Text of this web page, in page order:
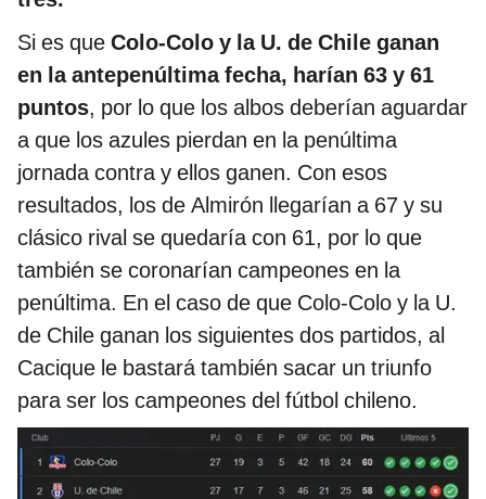
Si es que Colo-Colo y la U. de Chile ganan
en la antepenúltima fecha, harían 63 y 61
puntos, por lo que los albos deberían aguardar
a que los azules pierdan en la penúltima
jornada contra y ellos ganen. Con esos
resultados, los de Almirón llegarían a 67 y su
clásico rival se quedaría con 61, por lo que
también se coronarían campeones en la
penúltima. En el caso de que Colo-Colo y la U.
de Chile ganan los siguientes dos partidos, al
Cacique le bastará también sacar un triunfo
para ser los campeones del fútbol chileno.